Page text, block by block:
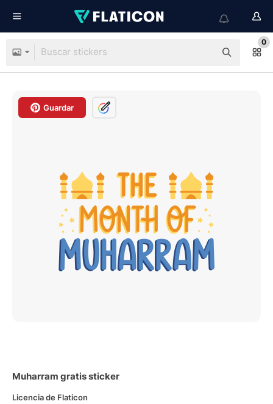
0
Guardar
Muharram gratis sticker
Licencia de Flaticon